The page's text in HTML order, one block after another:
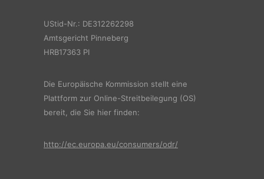
UStid-Nr.: DE312262298
Amtsgericht Pinneberg
HRB17363 PI
Die Europäische Kommission stellt eine
Plattform zur Online-Streitbeilegung (OS)
bereit, die Sie hier finden:
http://ec.europa.eu/consumers/odr/